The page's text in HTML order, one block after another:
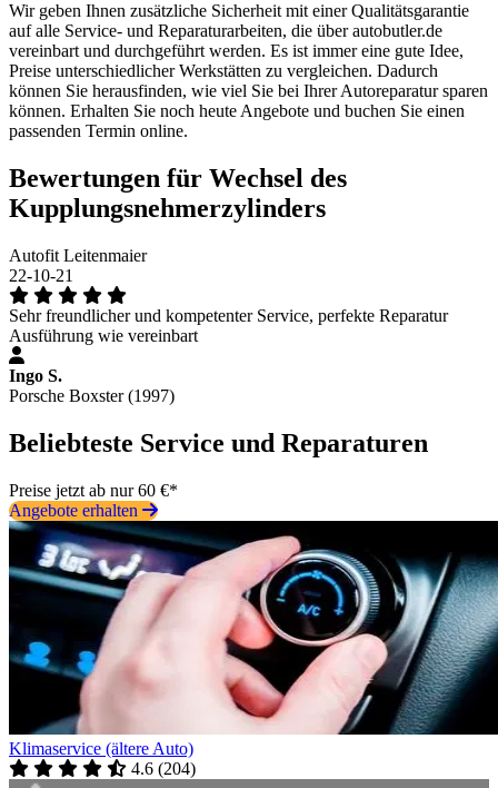
Wir geben Ihnen zusätzliche Sicherheit mit einer Qualitätsgarantie
auf alle Service- und Reparaturarbeiten, die über autobutler.de
vereinbart und durchgeführt werden. Es ist immer eine gute Idee,
Preise unterschiedlicher Werkstätten zu vergleichen. Dadurch
können Sie herausfinden, wie viel Sie bei Ihrer Autoreparatur sparen
können. Erhalten Sie noch heute Angebote und buchen Sie einen
passenden Termin online.
Bewertungen für Wechsel des
Kupplungsnehmerzylinders
Autofit Leitenmaier
22-10-21
Sehr freundlicher und kompetenter Service, perfekte Reparatur
Ausführung wie vereinbart
Ingo S.
Porsche Boxster (1997)
Beliebteste Service und Reparaturen
Preise jetzt ab nur 60 €*
Angebote erhalten
Klimaservice (ältere Auto)
4.6 (204)